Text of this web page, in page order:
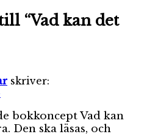
“Vad kan det
skriver:
bokkoncept Vad kan
Den ska läsas, och